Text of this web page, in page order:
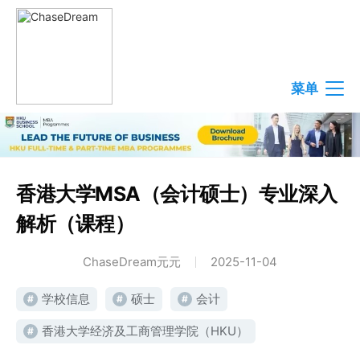
菜单
香港大学MSA（会计硕士）专业深入
解析（课程）
ChaseDream元元 2025-11-04
# 学校信息 # 硕士 # 会计
# 香港大学经济及工商管理学院（HKU）